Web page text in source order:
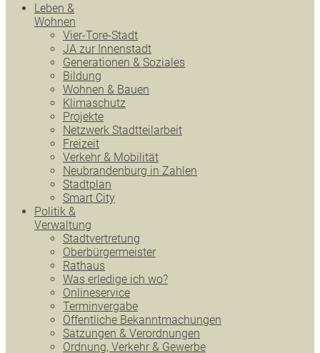
Leben &
Wohnen
Vier-Tore-Stadt
JA zur Innenstadt
Generationen & Soziales
Bildung
Wohnen & Bauen
Klimaschutz
Projekte
Netzwerk Stadtteilarbeit
Freizeit
Verkehr & Mobilität
Neubrandenburg in Zahlen
Stadtplan
Smart City
Politik &
Verwaltung
Stadtvertretung
Oberbürgermeister
Rathaus
Was erledige ich wo?
Onlineservice
Terminvergabe
Öffentliche Bekanntmachungen
Satzungen & Verordnungen
Ordnung, Verkehr & Gewerbe